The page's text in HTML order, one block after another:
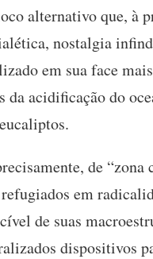
alternativo que, à
nostalgia
em sua face
acidificação do
de “zona
em
de suas
dispositivos